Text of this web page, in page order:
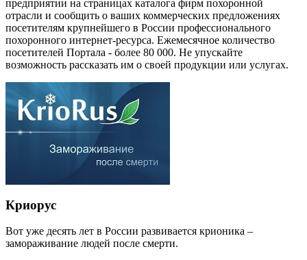
предприятии на страницах каталога фирм похоронной
отрасли и сообщить о ваших коммерческих предложениях
посетителям крупнейшего в России профессионального
похоронного интернет-ресурса. Ежемесячное количество
посетителей Портала - более 80 000. Не упускайте
возможность рассказать им о своей продукции или услугах.
Криорус
Вот уже десять лет в России развивается крионика –
замораживание людей после смерти.